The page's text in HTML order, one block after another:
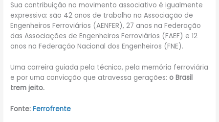
Sua contribuição no movimento associativo é igualmente
expressiva: são 42 anos de trabalho na Associação de
Engenheiros Ferroviários (AENFER), 27 anos na Federação
das Associações de Engenheiros Ferroviários (FAEF) e 12
anos na Federação Nacional dos Engenheiros (FNE).
Uma carreira guiada pela técnica, pela memória ferroviária
e por uma convicção que atravessa gerações:o Brasil
trem jeito.
Fonte:Ferrofrente